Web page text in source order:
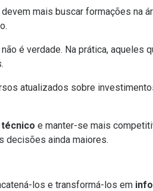
mais buscar formações na
é verdade. Na prática, aqueles
atualizados sobre
e manter-se mais
decisões ainda maiores.
los e transformá-los em